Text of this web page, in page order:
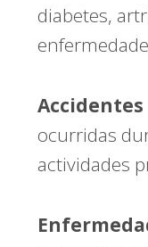
diabetes,
ocurridas
actividades